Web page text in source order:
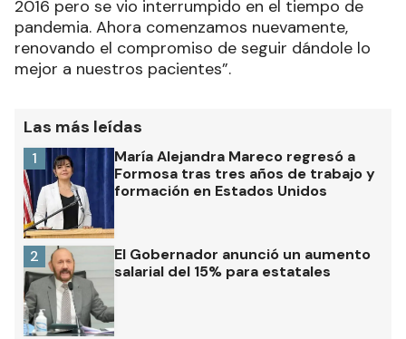
2016 pero se vio interrumpido en el tiempo de
pandemia. Ahora comenzamos nuevamente,
renovando el compromiso de seguir dándole lo
mejor a nuestros pacientes”.
Las más leídas
María Alejandra Mareco regresó a
Formosa tras tres años de trabajo y
formación en Estados Unidos
1
El Gobernador anunció un aumento
salarial del 15% para estatales
2